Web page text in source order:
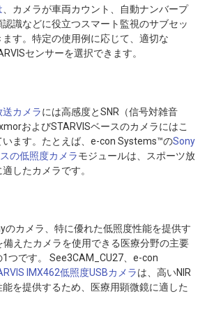
、カメラが車両カウント、自動ナンバープ
識などに役立つスマート監視のサブセッ
ます。特定の使用例に応じて、適切な
センサーを選択できます。
カメラには高感度とSNR（信号対雑音
およびSTARVISベースのカメラにはこ
ます。たとえば、e-con Systems™のSony
の低照度カメラモジュールは、スポーツ放
したカメラです。
のカメラ、特に優れた低照度性能を提供す
備えたカメラを使用できる医療分野の主要
つです。 See3CAM_CU27、e-con
IMX462低照度USBカメラは、高いNIR
を提供するため、医療用顕微鏡に適した